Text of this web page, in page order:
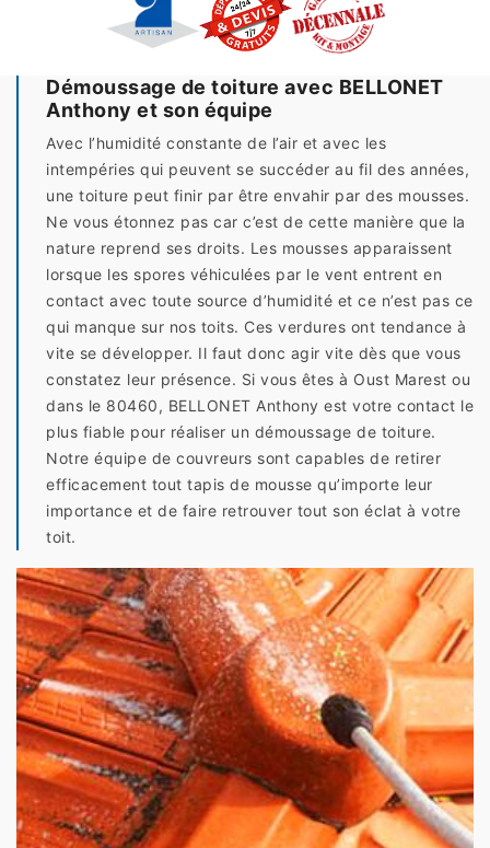
Démoussage de toiture avec BELLONET
Anthony et son équipe
Avec l’humidité constante de l’air et avec les
intempéries qui peuvent se succéder au fil des années,
une toiture peut finir par être envahir par des mousses.
Ne vous étonnez pas car c’est de cette manière que la
nature reprend ses droits. Les mousses apparaissent
lorsque les spores véhiculées par le vent entrent en
contact avec toute source d’humidité et ce n’est pas ce
qui manque sur nos toits. Ces verdures ont tendance à
vite se développer. Il faut donc agir vite dès que vous
constatez leur présence. Si vous êtes à Oust Marest ou
dans le 80460, BELLONET Anthony est votre contact le
plus fiable pour réaliser un démoussage de toiture.
Notre équipe de couvreurs sont capables de retirer
efficacement tout tapis de mousse qu’importe leur
importance et de faire retrouver tout son éclat à votre
toit.